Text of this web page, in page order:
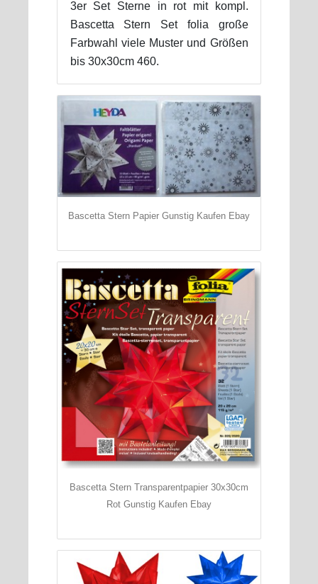
3er Set Sterne in rot mit kompl.
Bascetta Stern Set folia große
Farbwahl viele Muster und Größen
bis 30x30cm 460.
Bascetta Stern Papier Gunstig Kaufen Ebay
Bascetta Stern Transparentpapier 30x30cm
Rot Gunstig Kaufen Ebay